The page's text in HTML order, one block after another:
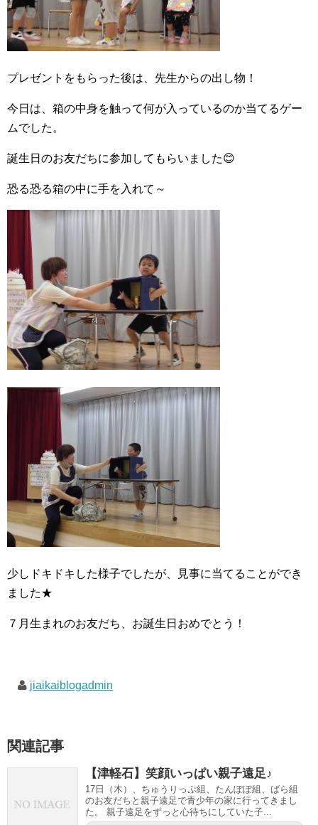
プレゼントをもらった後は、先生からの出し物！
今日は、箱の中身を触って何が入っているのか当てるゲー
ムでした。
誕生日のお友だちに参加してもらいました😊
恐る恐る箱の中に手を入れて～
少しドキドキした様子でしたが、見事に当てることができ
ました★
７月生まれのお友だち、お誕生日おめでとう！
jiaikaiblogadmin
関連記事
【津軽石】笑顔いっぱい親子遠足♪
17日（木）、ちゅうりっぷ組、たんぽぽ組、ばら組
のお友だちと親子遠足で青少年の家に行ってきまし
た。 親子遠足をずっと心待ちにしていた子...